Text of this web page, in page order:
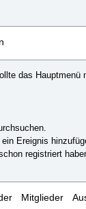
das
Ereignis
registriert
Mitglieder